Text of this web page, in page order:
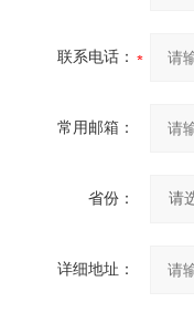
联系电话：
常用邮箱：
省份：
详细地址：